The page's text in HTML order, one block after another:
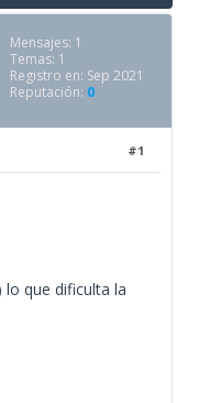
Mensajes: 1
Temas: 1
Registro en: Sep 2021
Reputación: 0
#1
que dificulta la